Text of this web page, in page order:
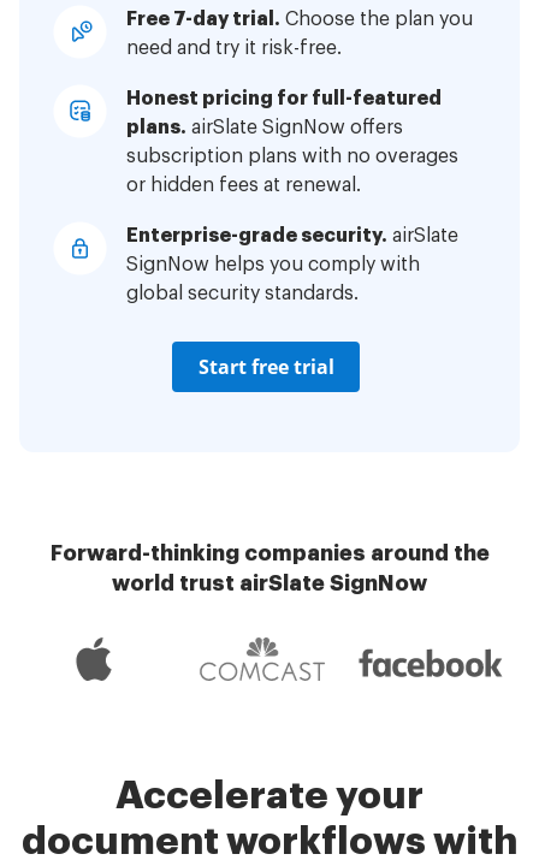
Free 7-day trial. Choose the plan you
need and try it risk-free.
Honest pricing for full-featured
plans. airSlate SignNow offers
subscription plans with no overages
or hidden fees at renewal.
Enterprise-grade security. airSlate
SignNow helps you comply with
global security standards.
Start free trial
Forward-thinking companies around the
world trust airSlate SignNow
Accelerate your
document workflows with